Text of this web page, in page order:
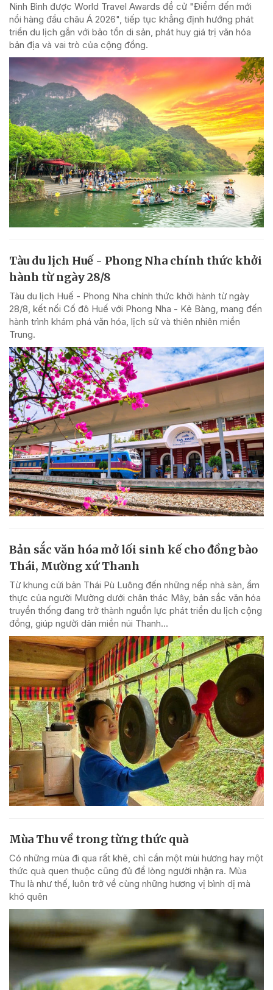
Ninh Bình được World Travel Awards đề cử "Điểm đến mới
nổi hàng đầu châu Á 2026", tiếp tục khẳng định hướng phát
triển du lịch gắn với bảo tồn di sản, phát huy giá trị văn hóa
bản địa và vai trò của cộng đồng.
Tàu du lịch Huế - Phong Nha chính thức khởi
hành từ ngày 28/8
Tàu du lịch Huế - Phong Nha chính thức khởi hành từ ngày
28/8, kết nối Cố đô Huế với Phong Nha - Kẻ Bàng, mang đến
hành trình khám phá văn hóa, lịch sử và thiên nhiên miền
Trung.
Bản sắc văn hóa mở lối sinh kế cho đồng bào
Thái, Mường xứ Thanh
Từ khung cửi bản Thái Pù Luông đến những nếp nhà sàn, ẩm
thực của người Mường dưới chân thác Mây, bản sắc văn hóa
truyền thống đang trở thành nguồn lực phát triển du lịch cộng
đồng, giúp người dân miền núi Thanh...
Mùa Thu về trong từng thức quà
Có những mùa đi qua rất khẽ, chỉ cần một mùi hương hay một
thức quà quen thuộc cũng đủ để lòng người nhận ra. Mùa
Thu là như thế, luôn trở về cùng những hương vị bình dị mà
khó quên